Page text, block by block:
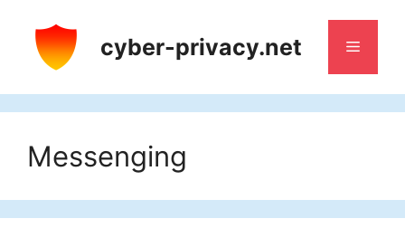
contenu
cyber-privacy.net Menu
Messenging